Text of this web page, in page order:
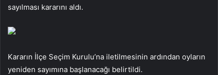
sayılması kararını aldı.
Kararın İlçe Seçim Kurulu’na iletilmesinin ardından oyların
yeniden sayımına başlanacağı belirtildi.